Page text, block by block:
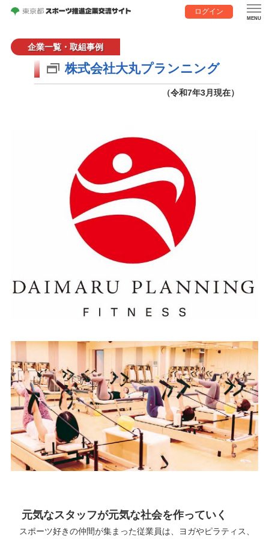
ログイン
企業一覧・取組事例
株式会社大丸プランニング
（令和7年3月現在）
元気なスタッフが元気な社会を作っていく
スポーツ好きの仲間が集まった従業員は、ヨガやピラティス、